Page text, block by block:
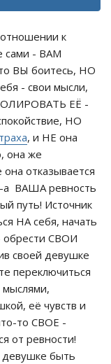
к
сами - ВАМ
ВЫ боитесь, НО
- свои мысли,
ЕЁ -
НО
, и НЕ она
она же
она отказывается
а ВАША ревность
путь! Источник
НА себя, начать
обрести СВОИ
своей девушке
переключиться
её чувств и
то СВОЕ -
от ревности!
быть